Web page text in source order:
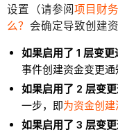
设置（请参阅项目财
么？ 会确定导致创建
如果启用了 1 层变
事件创建资金变更通
如果启用了 2 层变
一步，即为资金创
如果启用了 3 层变